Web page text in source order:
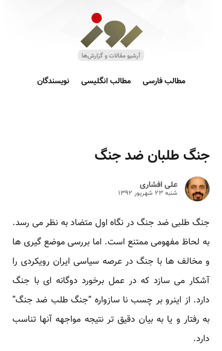
مطالب فارسی مطالب انگلیسی نویسندگان
جنگ طلبان ضد جنگ
علی افشاری
شنبه ۲۳ شهريور ۱۳۹۲
جنگ طلبی ضد جنگ در نگاه اول متضاد به نظر می رسد.
به لحاظ مفهومی ممتنع است. اما بررسی موضع گیری ها
و مخالف ها با جنگ در عرصه سیاسی ایران رویکردی را
آشکار می سازد که در عمل برخورد دوگانه ای با جنگ
دارد. از اینرو بر چسب نا سازواره “جنگ طلب ضد جنگ”
به رفتار و یا به بیان دقیق تر نتیجه مواجهه آنها تناسب
دارد.